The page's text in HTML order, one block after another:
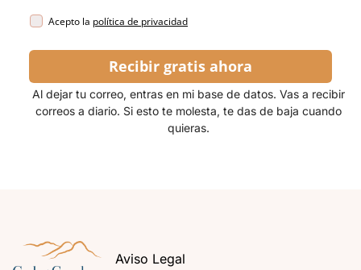
Acepto la política de privacidad
Recibir gratis ahora
Al dejar tu correo, entras en mi base de datos. Vas a recibir
correos a diario. Si esto te molesta, te das de baja cuando
quieras.
Aviso Legal